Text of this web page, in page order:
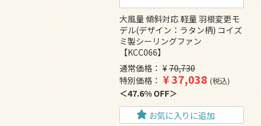
大風量 傾斜対応 軽量 羽根変更モ
デル(デザイン：ラタン柄) コイズ
ミ製シーリングファン
【KCC066】
通常価格
¥ 70,730
特別価格
¥37,038 税込
47.6% OFF
お気に入りに追加